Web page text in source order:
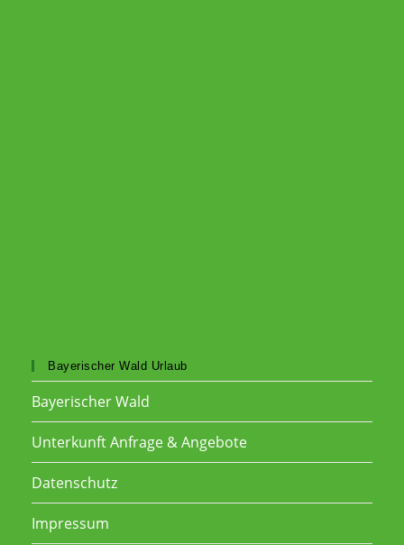
Bayerischer Wald Urlaub
Bayerischer Wald
Unterkunft Anfrage & Angebote
Datenschutz
Impressum